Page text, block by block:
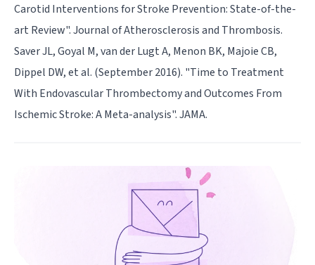
Carotid Interventions for Stroke Prevention: State-of-the-
art Review". Journal of Atherosclerosis and Thrombosis.
Saver JL, Goyal M, van der Lugt A, Menon BK, Majoie CB,
Dippel DW, et al. (September 2016). "Time to Treatment
With Endovascular Thrombectomy and Outcomes From
Ischemic Stroke: A Meta-analysis". JAMA.